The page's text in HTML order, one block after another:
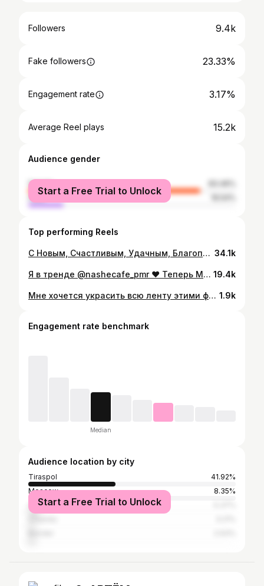
Followers 9.4k
Fake followers 23.33%
Engagement rate 3.17%
Average Reel plays 15.2k
Audience gender
female
male
Start a Free Trial to Unlock
Top performing Reels
С Новым, Счастливым, Удачным, Благополучным, Мирным, Любимым и Влюблённым, Щедрым, Здоровым 2023 годом❤️🎄🎁🍀✨💎🎉 Всем - Счастливых Праздников🥂 34.1k
Я в тренде @nashecafe_pmr ❤️ Теперь Мое любимое платье @girl.house.md 19.4k
Мне хочется украсить всю ленту этими фото☺️🙈 Накидайте мне идеи для постов🙏🏻 Что бы вам было интересно от меня услышать? #беременность #33недели 1.9k
Engagement rate benchmark
Median
Audience location by city
Tiraspol
41.92%
Moscow
8.35%
Odesa
Start a Free Trial to Unlock